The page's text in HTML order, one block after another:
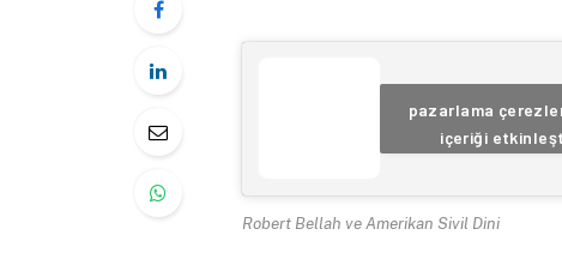
pazarlama
içeriği
Robert Bellah ve Amerikan Sivil Dini